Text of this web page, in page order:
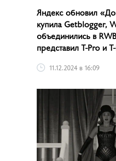
Яндекс обновил
купила Getblogger,
объединились в
представил T-Pro и
11.12.2024 в 16:09